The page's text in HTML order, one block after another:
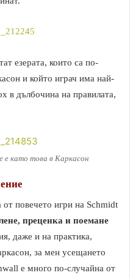
езерата, които са по-
и който играч има най-
в дълбочина на правилата,
е като това в Каркасон
повечето игри на Schmidt
преценка и поемане
даже и на практика,
за мен усещането
е много по-случайна от